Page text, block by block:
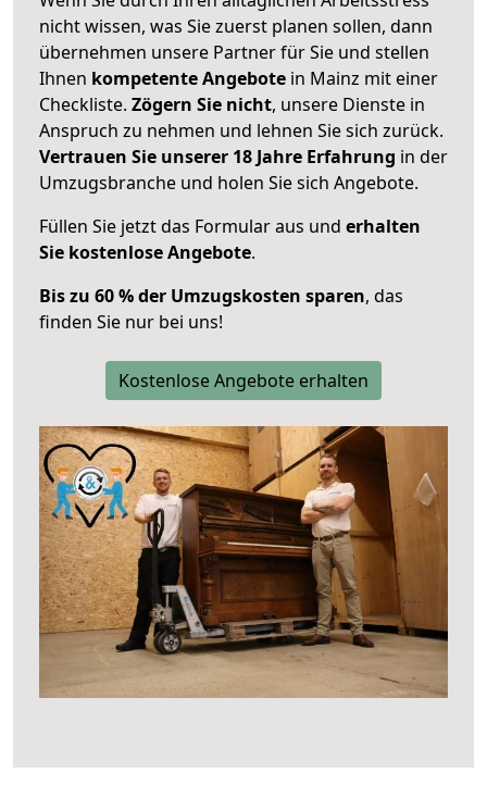
nicht wissen, was Sie zuerst planen sollen, dann
übernehmen unsere Partner für Sie und stellen
Ihnen kompetente Angebote in Mainz mit einer
Checkliste. Zögern Sie nicht, unsere Dienste in
Anspruch zu nehmen und lehnen Sie sich zurück.
Vertrauen Sie unserer 18 Jahre Erfahrung in der
Umzugsbranche und holen Sie sich Angebote.
Füllen Sie jetzt das Formular aus und erhalten
Sie kostenlose Angebote.
Bis zu 60 % der Umzugskosten sparen, das
finden Sie nur bei uns!
Kostenlose Angebote erhalten